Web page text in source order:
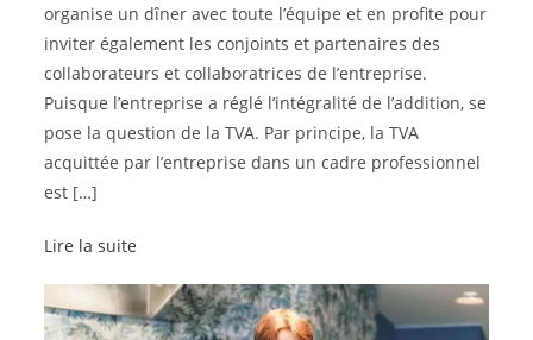
organise un dîner avec toute l’équipe et en profite pour
inviter également les conjoints et partenaires des
collaborateurs et collaboratrices de l’entreprise.
Puisque l’entreprise a réglé l’intégralité de l’addition, se
pose la question de la TVA. Par principe, la TVA
acquittée par l’entreprise dans un cadre professionnel
est […]
Lire la suite